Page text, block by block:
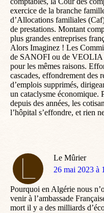
exercice de la branche
d’Allocations familiales
de prestations. Montant
plus grandes entreprises
Alors Imaginez ! Les
de SANOFI ou de VEOLIA
pour les mêmes raisons.
cascades, effondrement des
d’emplois supprimés,
un cataclysme économique.
depuis des années, les
l’hôpital s’effondre, et rien
Le Mûrier
dit
26 mai 2023 à
Pourquoi en Algérie nous
venir à l’ambassade
mort il y a des milliards